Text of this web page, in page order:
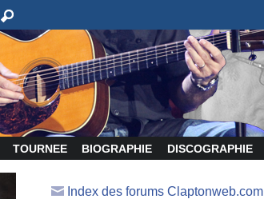
TOURNEE BIOGRAPHIE DISCOGRAPHIE
Index des forums Claptonweb.com